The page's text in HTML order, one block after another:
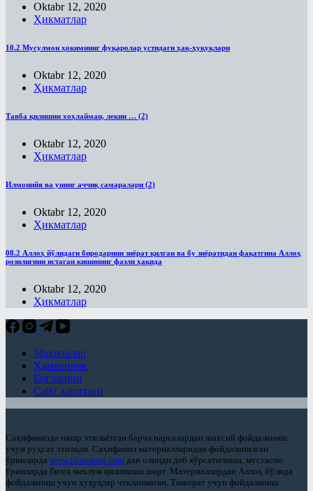
Oktabr 12, 2020
Ҳикматлар
10.2 Мусулмон ҳокимнинг фуқаролар устидаги ҳақ-ҳуқуқлари
Oktabr 12, 2020
Ҳикматлар
Тавба қилишни хоҳлайман, лекин … (2)
Oktabr 12, 2020
Ҳикматлар
Илмонийя ва унинг аччиқ самаралари (2)
Oktabr 12, 2020
Ҳикматлар
08.2 Аллоҳ йўлидаги биродарини зиёрат қилган ва бу зиёратидан фақатгина Аллоҳ
розилигини истаган кишининг фазли ҳақида
Oktabr 12, 2020
Ҳикматлар
Мақолалар
Ҳамкорлик
Боғланиш
Сайт харитаси
Саҳифамизда нашр этилаётган барча нарсалардан шахсий фойдаланиш
учун руҳсат этилади. Саҳифамиз материалларидан фойдаланилган
ўринларда www.islomnuri.com дан олинди деб кўрсатилиши, мустасно
ўринларда бизга маълум қилиниши шарт. Материаллардан Аллоҳ йўлида
фойдаланиш учун ҳуқуқлар чекланмаган. Тижорат учун фойдаланиш